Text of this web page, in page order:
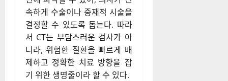
속하게 수술이나 중재적 시술을
결정할 수 있도록 돕는다. 따라
서 CT는 부담스러운 검사가 아
니라, 위험한 질환을 빠르게 배
제하고 정확한 치료 방향을 잡
기 위한 생명줄이라 할 수 있다.